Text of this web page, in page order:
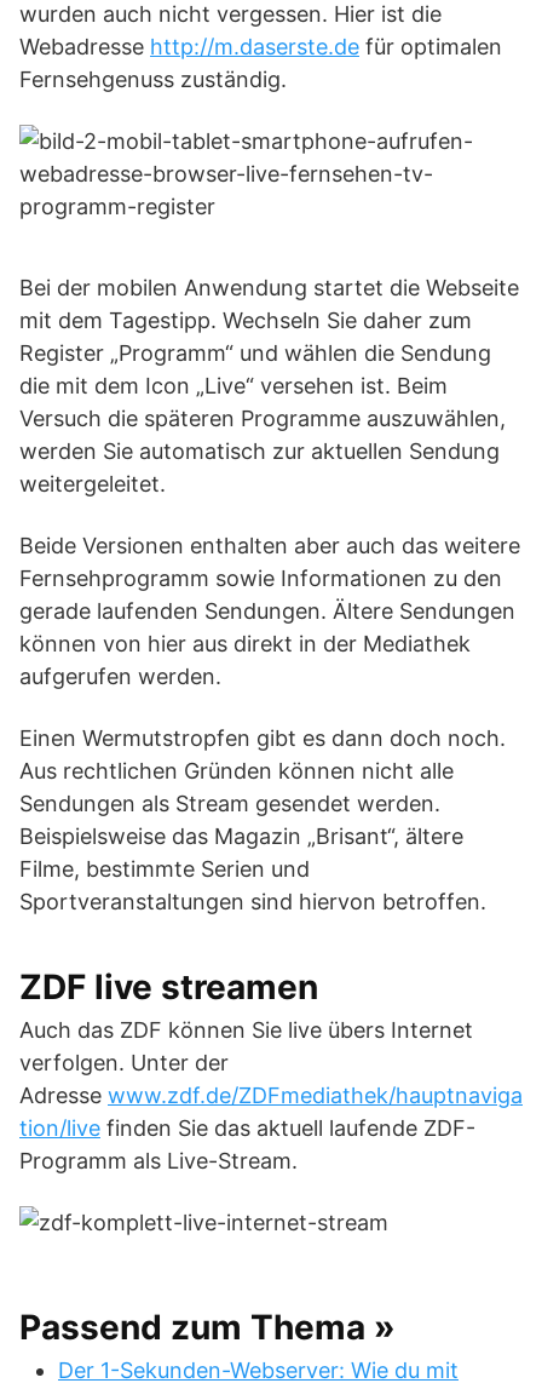
wurden auch nicht vergessen. Hier ist die
Webadresse http://m.daserste.de für optimalen
Fernsehgenuss zuständig.
Bei der mobilen Anwendung startet die Webseite
mit dem Tagestipp. Wechseln Sie daher zum
Register „Programm“ und wählen die Sendung
die mit dem Icon „Live“ versehen ist. Beim
Versuch die späteren Programme auszuwählen,
werden Sie automatisch zur aktuellen Sendung
weitergeleitet.
Beide Versionen enthalten aber auch das weitere
Fernsehprogramm sowie Informationen zu den
gerade laufenden Sendungen. Ältere Sendungen
können von hier aus direkt in der Mediathek
aufgerufen werden.
Einen Wermutstropfen gibt es dann doch noch.
Aus rechtlichen Gründen können nicht alle
Sendungen als Stream gesendet werden.
Beispielsweise das Magazin „Brisant“, ältere
Filme, bestimmte Serien und
Sportveranstaltungen sind hiervon betroffen.
ZDF live streamen
Auch das ZDF können Sie live übers Internet
verfolgen. Unter der
Adresse www.zdf.de/ZDFmediathek/hauptnaviga
tion/live finden Sie das aktuell laufende ZDF-
Programm als Live-Stream.
Passend zum Thema »
Der 1-Sekunden-Webserver: Wie du mit